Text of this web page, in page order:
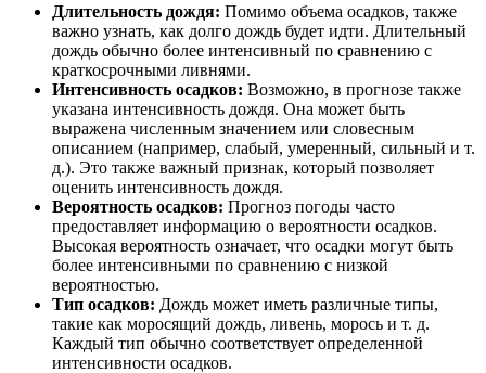
Длительность дождя: Помимо объема осадков, также
важно узнать, как долго дождь будет идти. Длительный
дождь обычно более интенсивный по сравнению с
краткосрочными ливнями.
Интенсивность осадков: Возможно, в прогнозе также
указана интенсивность дождя. Она может быть
выражена численным значением или словесным
описанием (например, слабый, умеренный, сильный и т.
д.). Это также важный признак, который позволяет
оценить интенсивность дождя.
Вероятность осадков: Прогноз погоды часто
предоставляет информацию о вероятности осадков.
Высокая вероятность означает, что осадки могут быть
более интенсивными по сравнению с низкой
вероятностью.
Тип осадков: Дождь может иметь различные типы,
такие как моросящий дождь, ливень, морось и т. д.
Каждый тип обычно соответствует определенной
интенсивности осадков.